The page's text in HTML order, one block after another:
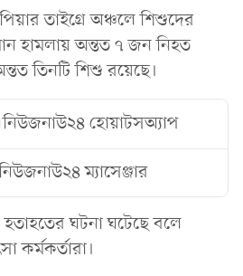
তাইগ্রে অঞ্চলে শিশুদের
হামলায় অন্তত ৭ জন নিহত
তিনটি শিশু রয়েছে।
নিউজনাউ২৪ হোয়াটসঅ্যাপ
ম্যাসেঞ্জার
ঘটনা ঘটেছে বলে
কর্মকর্তারা।